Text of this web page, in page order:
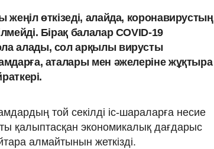
өткізеді, алайда, коронавирустың
Бірақ балалар COVID-19
алады, сол арқылы вирусты
аталары мен әжелеріне жұқтыра
той секілді іс-шараларға несие
қалыптасқан экономикалық дағдарыс
алмайтынын жеткізді.